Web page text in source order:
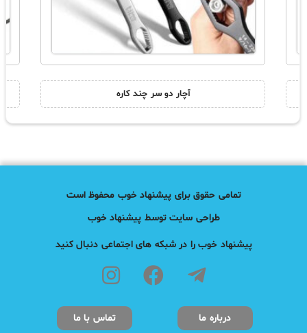
آچار دو سر چند کاره
تمامی حقوق برای پیشنهاد خوب محفوظ است
طراحی سایت توسط پیشنهاد خوب
پیشنهاد خوب را در شبکه های اجتماعی دنبال کنید
درباره ما تماس با ما